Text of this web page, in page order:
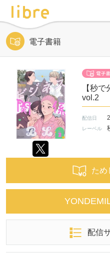
電子書籍
【秒
vol.2
配信日
レーベル
ため
配信